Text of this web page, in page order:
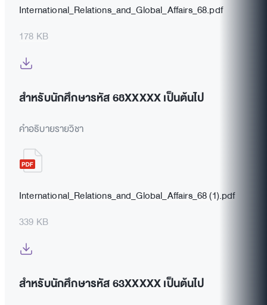
International_Relations_and_Global_Affairs_68.pdf
178 KB
สำหรับนักศึกษารหัส 68XXXXX เป็นต้นไป
คำอธิบายรายวิชา
International_Relations_and_Global_Affairs_68 (1).pdf
339 KB
สำหรับนักศึกษารหัส 63XXXXX เป็นต้นไป